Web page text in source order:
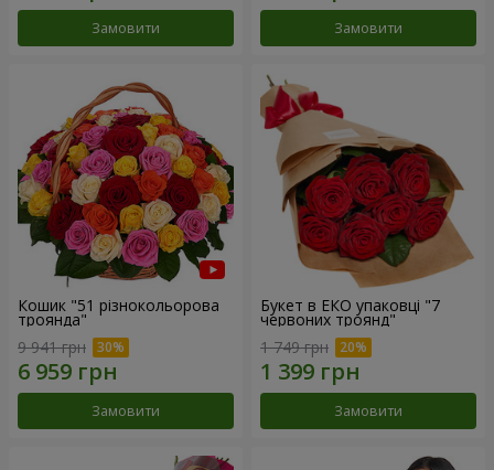
Замовити Замовити
Кошик "51 різнокольорова
троянда"
9 941 грн
Замовити
Букет в ЕКО упаковці "7
червоних троянд"
1 749 грн
Замовити